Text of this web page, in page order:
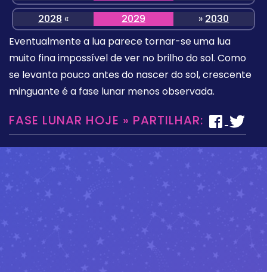
2028 « 2029 » 2030
Eventualmente a lua parece tornar-se uma lua
muito fina impossível de ver no brilho do sol. Como
se levanta pouco antes do nascer do sol, crescente
minguante é a fase lunar menos observada.
FASE LUNAR HOJE » PARTILHAR: